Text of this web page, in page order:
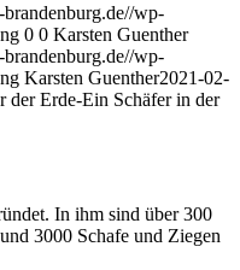
wp-
0 0 Karsten Guenther
wp-
Karsten Guenther2021-02-
der Erde-Ein Schäfer in der
In ihm sind über 300
3000 Schafe und Ziegen